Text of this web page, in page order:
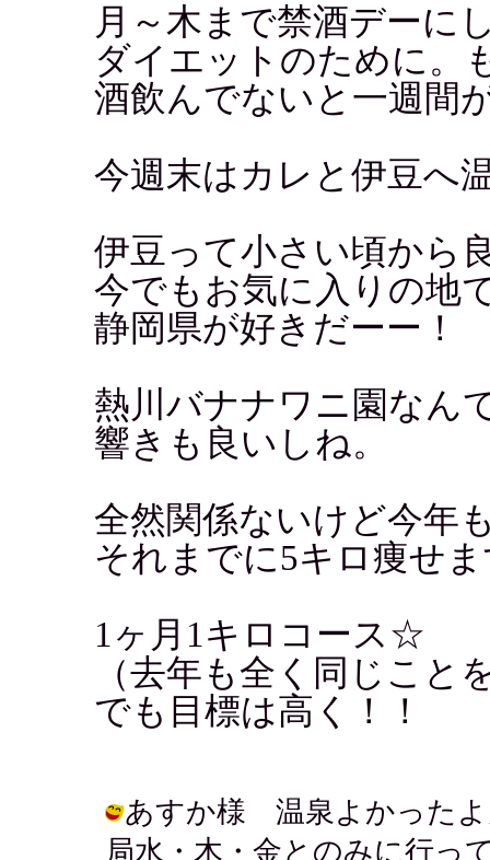
月～木まで禁酒デーに
ダイエットのために。
酒飲んでないと一週間
今週末はカレと伊豆へ
伊豆って小さい頃から
今でもお気に入りの地
静岡県が好きだーー！
熱川バナナワニ園なん
響きも良いしね。
全然関係ないけど今年
それまでに5キロ痩せ
1ヶ月1キロコース☆
（去年も全く同じこと
でも目標は高く！！
あすか様 温泉よかったよ
局水・木・金とのみに行っ